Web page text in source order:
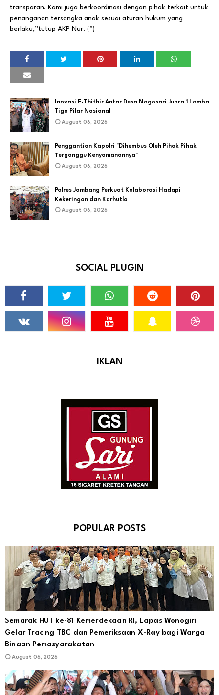
transparan. Kami juga berkoordinasi dengan pihak terkait untuk
penanganan tersangka anak sesuai aturan hukum yang
berlaku,”tutup AKP Nur. (*)
Inovasi E-Thithir Antar Desa Nogosari Juara 1 Lomba
Tiga Pilar Nasional
August 06, 2026
Penggantian Kapolri "Dihembus Oleh Pihak Pihak
Terganggu Kenyamanannya"
August 06, 2026
Polres Jombang Perkuat Kolaborasi Hadapi
Kekeringan dan Karhutla
August 06, 2026
SOCIAL PLUGIN
IKLAN
POPULAR POSTS
Semarak HUT ke-81 Kemerdekaan RI, Lapas Wonogiri
Gelar Tracing TBC dan Pemeriksaan X-Ray bagi Warga
Binaan Pemasyarakatan
August 06, 2026